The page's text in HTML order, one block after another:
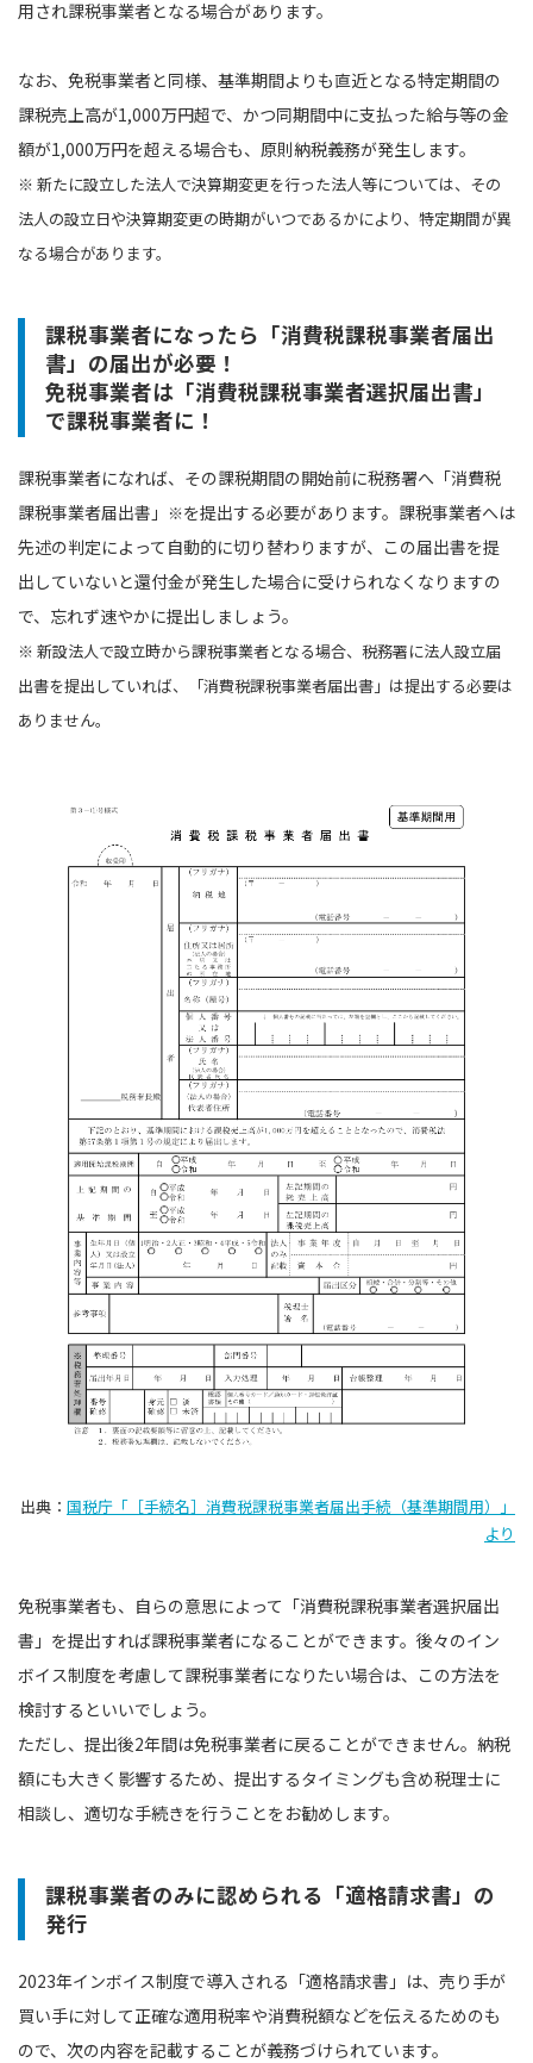
用され課税事業者となる場合があります。
なお、免税事業者と同様、基準期間よりも直近となる特定期間の
課税売上高が1,000万円超で、かつ同期間中に支払った給与等の金
額が1,000万円を超える場合も、原則納税義務が発生します。
※ 新たに設立した法人で決算期変更を行った法人等については、その
法人の設立日や決算期変更の時期がいつであるかにより、特定期間が異
なる場合があります。
課税事業者になったら「消費税課税事業者届出
書」の届出が必要！
免税事業者は「消費税課税事業者選択届出書」
で課税事業者に！
課税事業者になれば、その課税期間の開始前に税務署へ「消費税
課税事業者届出書」 ※を提出する必要があります。課税事業者へは
先述の判定によって自動的に切り替わりますが、この届出書を提
出していないと還付金が発生した場合に受けられなくなりますの
で、忘れず速やかに提出しましょう。
※ 新設法人で設立時から課税事業者となる場合、税務署に法人設立届
出書を提出していれば、「消費税課税事業者届出書」は提出する必要は
ありません。
出典： 国税庁「［手続名］消費税課税事業者届出手続（基準期間用）」
より
免税事業者も、自らの意思によって「消費税課税事業者選択届出
書」を提出すれば課税事業者になることができます。後々のイン
ボイス制度を考慮して課税事業者になりたい場合は、この方法を
検討するといいでしょう。
ただし、提出後2年間は免税事業者に戻ることができません。納税
額にも大きく影響するため、提出するタイミングも含め税理士に
相談し、適切な手続きを行うことをお勧めします。
課税事業者のみに認められる「適格請求書」の
発行
2023年インボイス制度で導入される「適格請求書」は、売り手が
買い手に対して正確な適用税率や消費税額などを伝えるためのも
ので、次の内容を記載することが義務づけられています。